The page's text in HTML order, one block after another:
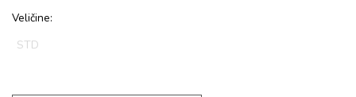
Veličine:
STD